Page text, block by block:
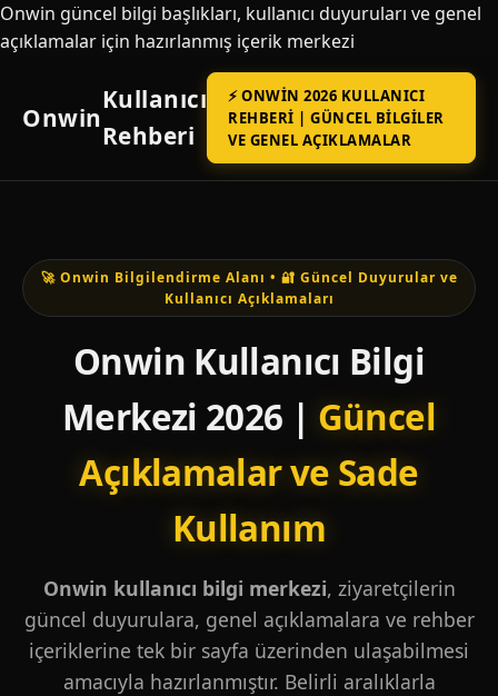
Onwin güncel bilgi başlıkları, kullanıcı duyuruları ve genel
açıklamalar için hazırlanmış içerik merkezi
Onwin
Kullanıcı
Rehberi
⚡ ONWIN 2026 KULLANICI
REHBERI | GÜNCEL BILGILER
VE GENEL AÇIKLAMALAR
🚀 Onwin Bilgilendirme Alanı • 🔐 Güncel Duyurular ve
Kullanıcı Açıklamaları
Onwin Kullanıcı Bilgi
Merkezi 2026 | Güncel
Açıklamalar ve Sade
Kullanım
Onwin kullanıcı bilgi merkezi, ziyaretçilerin
güncel duyurulara, genel açıklamalara ve rehber
içeriklerine tek bir sayfa üzerinden ulaşabilmesi
amacıyla hazırlanmıştır. Belirli aralıklarla